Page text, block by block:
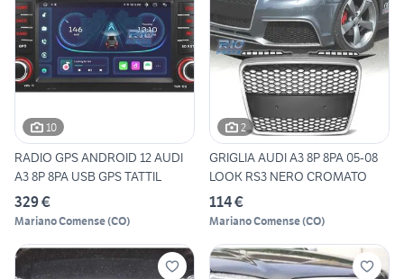
10
RADIO GPS ANDROID 12 AUDI
A3 8P 8PA USB GPS TATTIL
329 €
Mariano Comense(CO)
2
GRIGLIA AUDI A3 8P 8PA 05-08
LOOK RS3 NERO CROMATO
114 €
Mariano Comense(CO)